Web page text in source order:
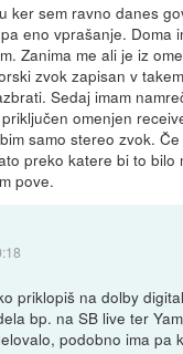
ker sem ravno danes
eno vprašanje. Doma
Zanima me ali je iz
zvok zapisan v
Sedaj imam
omenjen
samo stereo zvok.
preko katere bi to bilo
pove.
priklopiš na dolby
bp. na SB live ter
podobno ima pa